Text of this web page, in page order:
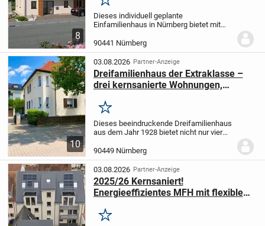
8
Merken
Dieses individuell geplante
Einfamilienhaus in Nürnberg bietet mit
Zimmern das ideale Zuhause für
Familien, die Wert auf moderne
Architektur und durchdachte...
90441 Nürnberg
10
03.08.2026 Partner-Anzeige
Dreifamilienhaus der Extraklasse –
drei kernsanierte Wohnungen,
Merken
Dieses beeindruckende Dreifamilienhaus
aus dem Jahr 1928 bietet nicht nur vier
Möglichkeiten. Mit einer großzügigen
Wohnfläche von etwa 238 m² und einem
weitläufigen...
90449 Nürnberg
03.08.2026 Partner-Anzeige
2025/26 Kernsaniert!
Energieeffizientes MFH mit flexiblen
Einheiten
Merken